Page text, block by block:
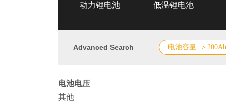
动力锂电池 低温锂电池
Advanced Search 电池容量: ＞200Ah
电池电压
其他